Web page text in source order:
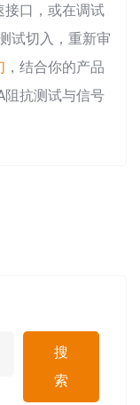
接口，或在调试
试切入，重新审
，结合你的产品
阻抗测试与信号
搜
索